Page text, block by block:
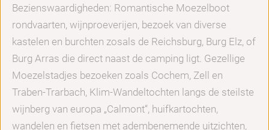
Bezienswaardigheden: Romantische Moezelboot
rondvaarten, wijnproeverijen, bezoek van diverse
kastelen en burchten zosals de Reichsburg, Burg Elz, of
Burg Arras die direct naast de camping ligt. Gezellige
Moezelstadjes bezoeken zoals Cochem, Zell en
Traben-Trarbach, Klim-Wandeltochten langs de steilste
wijnberg van europa „Calmont“, huifkartochten,
wandelen en fietsen met adembenemende uitzichten,